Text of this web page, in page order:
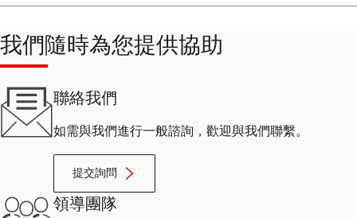
我們隨時為您提供協助
聯絡我們
如需與我們進行一般諮詢，歡迎與我們聯繫。
提交詢問
領導團隊